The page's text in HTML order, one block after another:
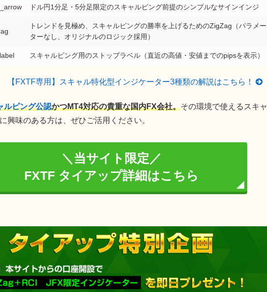
ドル円1分足・5分足限定のスキャルピング前提のシンプルなサインインジ
トレンドを見極め、スキャルピングの勝率を上げるためのZigZag（パラメー
ターなし、オリジナルのロジック採用）
スキャルピング用のストップラベル（直近の高値・安値までのpipsを表示）
【FXTF専用】スキャル特化型インジケーター3種類の解説はこちら！
ルピング公認かつMT4対応の貴重な国内FX会社。その環境で使えるスキャ
興味のある方は、ぜひご活用ください。
＼当サイト限定／
FXTF タイアップ詳細はこちら